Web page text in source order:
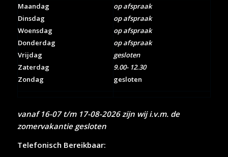
Maandag
Dinsdag
Woensdag
Donderdag
Vrijdag
Zaterdag
Zondag
op afspraak
op afspraak
op afspraak
op afspraak
gesloten
9.00- 12.30
gesloten
vanaf 16-07 t/m 17-08-2026 zijn wij i.v.m. de
zomervakantie gesloten
Telefonisch Bereikbaar: